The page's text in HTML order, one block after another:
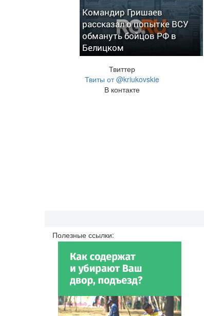
Командир Гришаев
рассказал о попытке ВСУ
обмануть бойцов РФ в
Белицком
Твиттер
Твиты от @kriukovskie
В контакте
Полезные ссылки: